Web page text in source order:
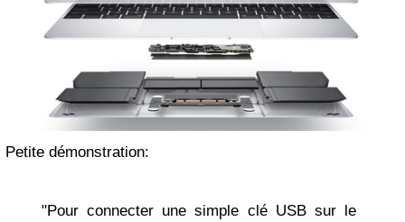
Petite démonstration:
"Pour connecter une simple clé USB sur le